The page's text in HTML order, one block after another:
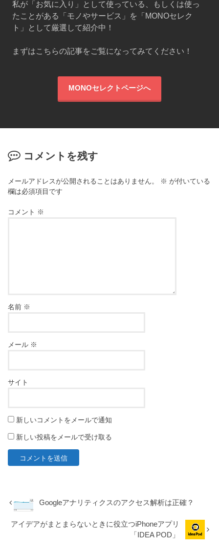
私が「お気に入り」として使っている、もしくは使っ
たことがある「モノやサービス」を「MONOセレク
ト」として厳選して紹介中！
まずはこちらの記事をご覧になってみてください！
MONOセレクトページへ
コメントを残す
メールアドレスが公開されることはありません。 ※ が付いている
欄は必須項目です
コメント ※
名前 ※
メール ※
サイト
新しいコメントをメールで通知
新しい投稿をメールで受け取る
Googleアナリティクスのアクセス解析は正確？
アイデアがまとまらないときに役立つiPhoneアプリ
「IDEA POD」